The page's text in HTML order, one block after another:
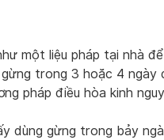
một liệu pháp tại nhà
trong 3 hoặc 4 ngày
pháp điều hòa kinh
dùng gừng trong bảy